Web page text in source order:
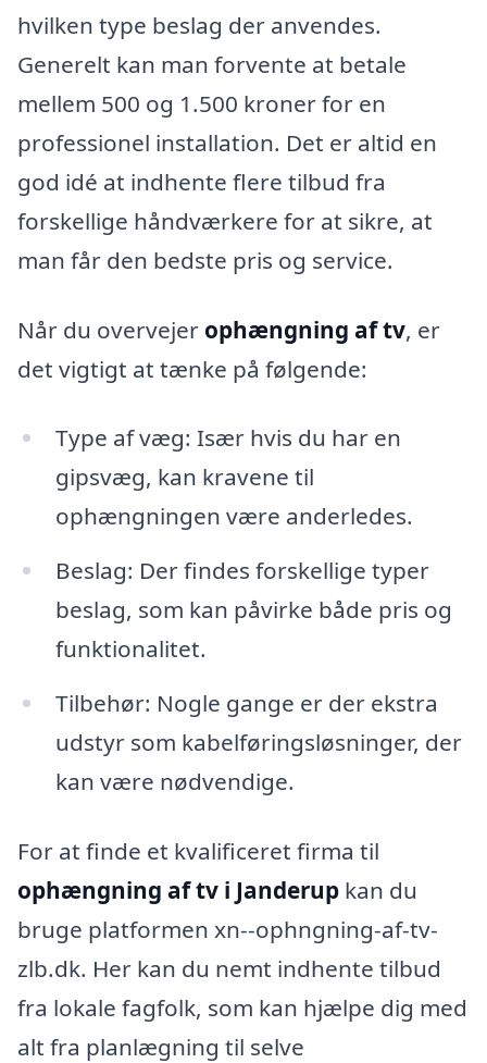
hvilken type beslag der anvendes.
Generelt kan man forvente at betale
mellem 500 og 1.500 kroner for en
professionel installation. Det er altid en
god idé at indhente flere tilbud fra
forskellige håndværkere for at sikre, at
man får den bedste pris og service.
Når du overvejer ophængning af tv, er
det vigtigt at tænke på følgende:
Type af væg: Især hvis du har en
gipsvæg, kan kravene til
ophængningen være anderledes.
Beslag: Der findes forskellige typer
beslag, som kan påvirke både pris og
funktionalitet.
Tilbehør: Nogle gange er der ekstra
udstyr som kabelføringsløsninger, der
kan være nødvendige.
For at finde et kvalificeret firma til
ophængning af tv i Janderup kan du
bruge platformen xn--ophngning-af-tv-
zlb.dk. Her kan du nemt indhente tilbud
fra lokale fagfolk, som kan hjælpe dig med
alt fra planlægning til selve